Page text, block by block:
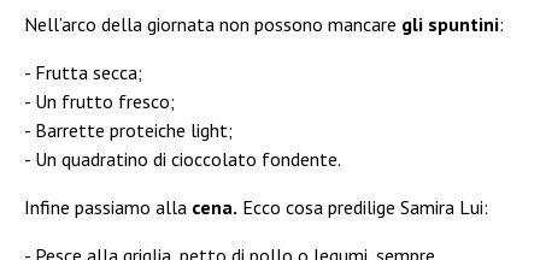
Nell’arco della giornata non possono mancare gli spuntini:
Frutta secca;
Un frutto fresco;
Barrette proteiche light;
Un quadratino di cioccolato fondente.
Infine passiamo alla cena. Ecco cosa predilige Samira Lui:
Pesce alla griglia, petto di pollo o legumi, sempre